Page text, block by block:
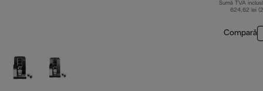
Sumă TVA
624,62 lei
Compară